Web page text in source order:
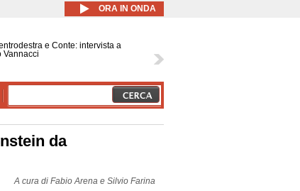
ORA IN ONDA
e Conte: intervista a
Vannacci
da
A cura di Fabio Arena e Silvio Farina